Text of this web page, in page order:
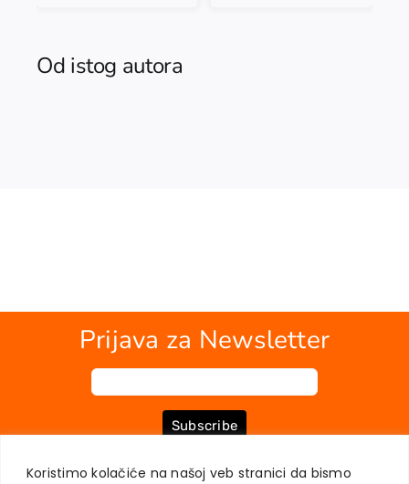
Koristimo kolačiće na našoj veb stranici da bismo
Od istog autora
Prijava za Newsletter
Subscribe